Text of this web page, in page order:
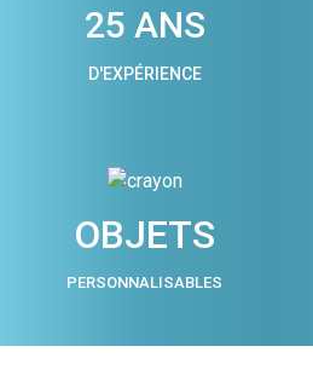
25 ANS
D'EXPÉRIENCE
OBJETS
PERSONNALISABLES